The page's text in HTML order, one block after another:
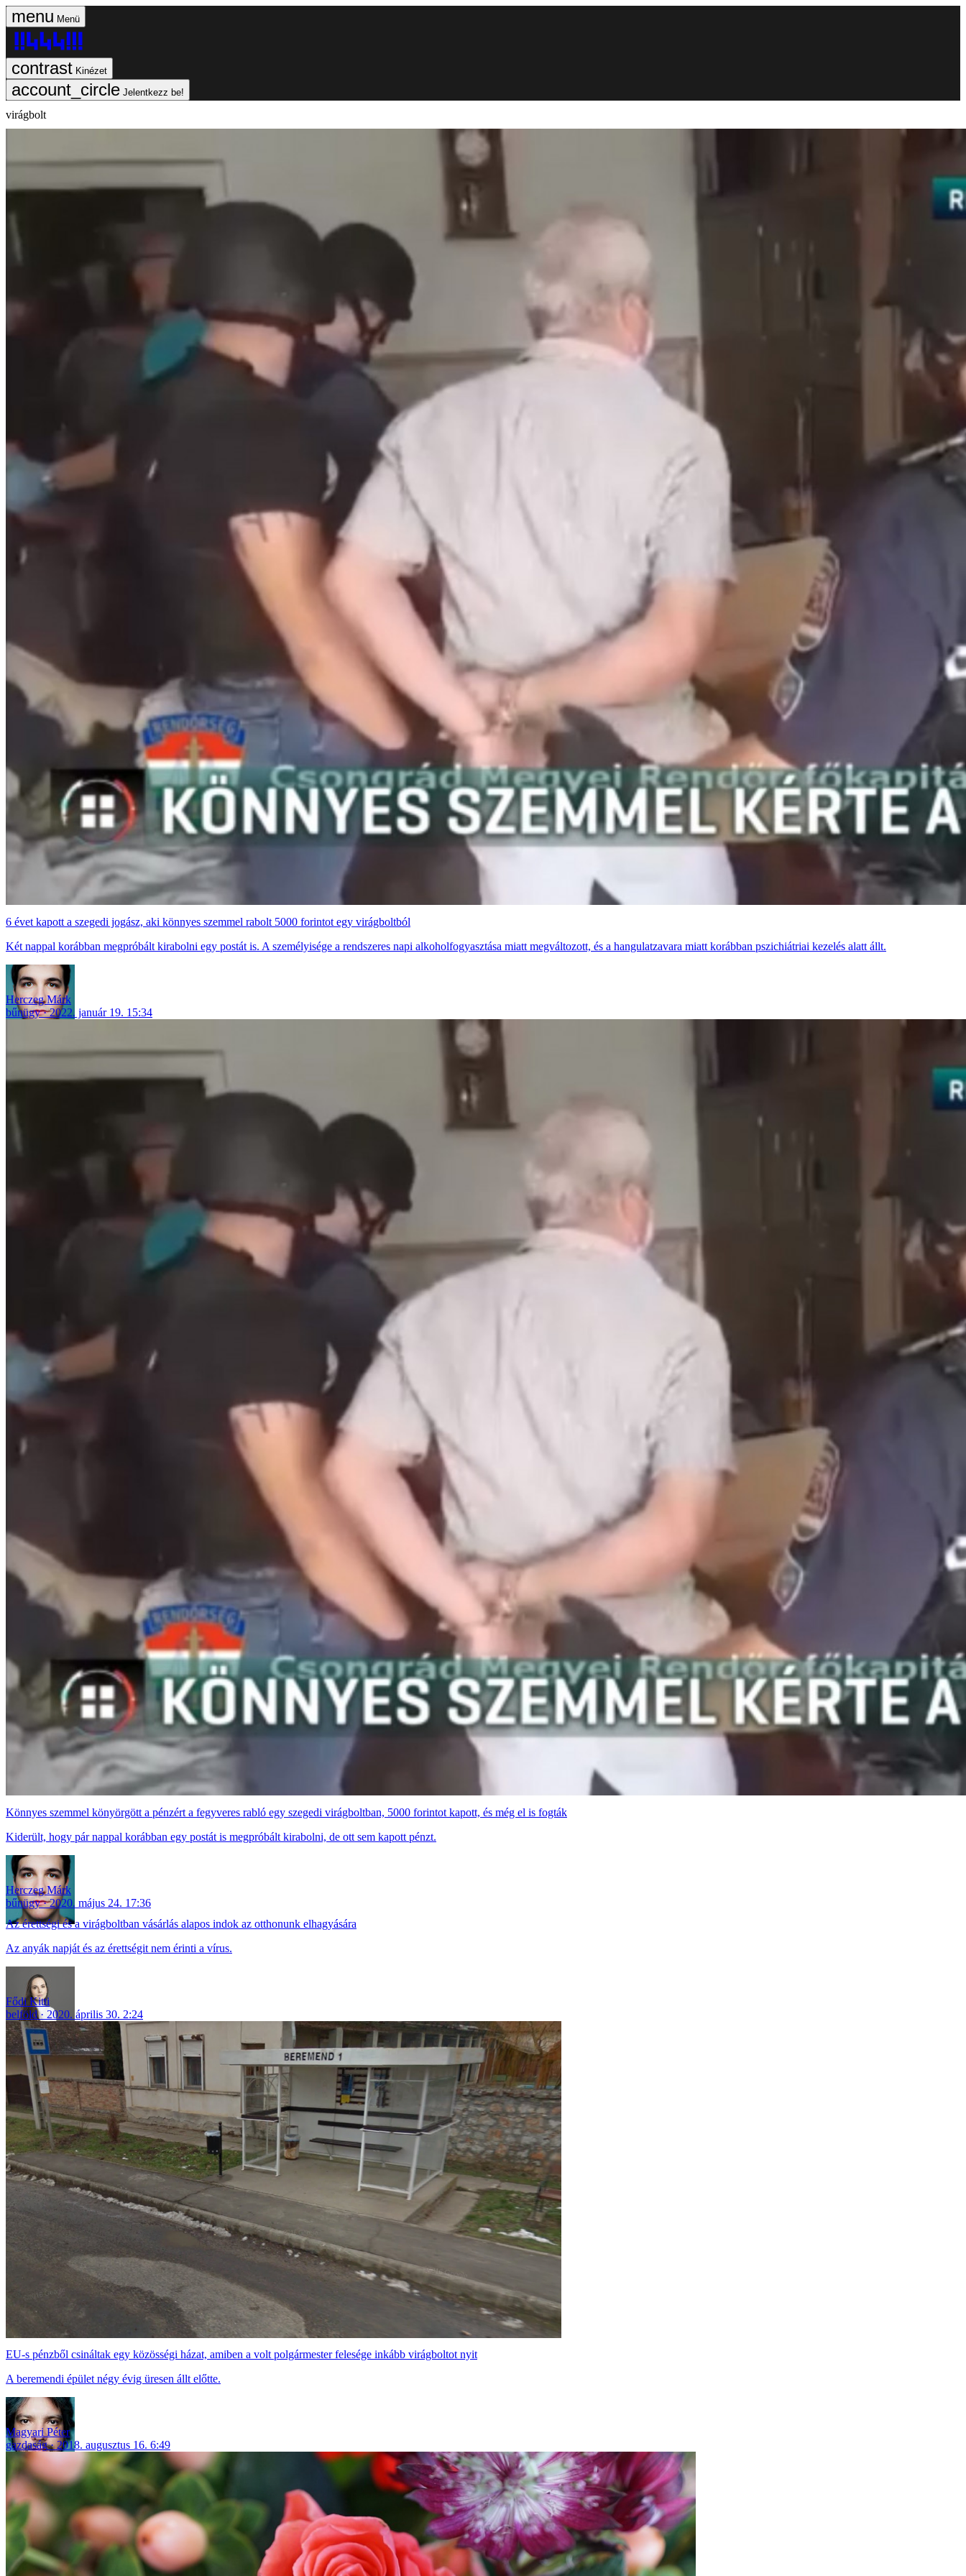
Menü
Kinézet
Jelentkezz be!
virágbolt
6 évet kapott a szegedi jogász, aki könnyes szemmel rabolt 5000 forintot egy virágboltból
Két nappal korábban megpróbált kirabolni egy postát is. A személyisége a rendszeres napi alkoholfogyasztása miatt megváltozott, és a hangulatzavara miatt korábban pszichiátriai kezelés alatt állt.
Herczeg Márk
bűnügy
2022. január 19. 15:34
Könnyes szemmel könyörgött a pénzért a fegyveres rabló egy szegedi virágboltban, 5000 forintot kapott, és még el is fogták
Kiderült, hogy pár nappal korábban egy postát is megpróbált kirabolni, de ott sem kapott pénzt.
Herczeg Márk
bűnügy
2020. május 24. 17:36
Az érettségi és a virágboltban vásárlás alapos indok az otthonunk elhagyására
Az anyák napját és az érettségit nem érinti a vírus.
Fődi Kitti
belföld
2020. április 30. 2:24
EU-s pénzből csináltak egy közösségi házat, amiben a volt polgármester felesége inkább virágboltot nyit
A beremendi épület négy évig üresen állt előtte.
Magyari Péter
gazdaság
2018. augusztus 16. 6:49